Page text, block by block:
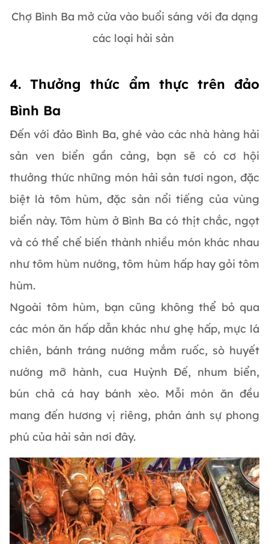
Chợ Bình Ba mở cửa vào buổi sáng với đa dạng
các loại hải sản
4. Thưởng thức ẩm thực trên đảo
Bình Ba
Đến với đảo Bình Ba, ghé vào các nhà hàng hải
sản ven biển gần cảng, bạn sẽ có cơ hội
thưởng thức những món hải sản tươi ngon, đặc
biệt là tôm hùm, đặc sản nổi tiếng của vùng
biển này. Tôm hùm ở Bình Ba có thịt chắc, ngọt
và có thể chế biến thành nhiều món khác nhau
như tôm hùm nướng, tôm hùm hấp hay gỏi tôm
hùm.
Ngoài tôm hùm, bạn cũng không thể bỏ qua
các món ăn hấp dẫn khác như ghẹ hấp, mực lá
chiên, bánh tráng nướng mắm ruốc, sò huyết
nướng mỡ hành, cua Huỳnh Đế, nhum biển,
bún chả cá hay bánh xèo. Mỗi món ăn đều
mang đến hương vị riêng, phản ánh sự phong
phú của hải sản nơi đây.